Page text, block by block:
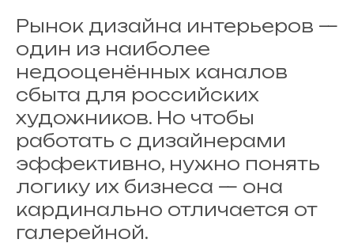
Рынок дизайна интерьеров —
один из наиболее
недооценённых каналов
сбыта для российских
художников. Но чтобы
работать с дизайнерами
эффективно, нужно понять
логику их бизнеса — она
кардинально отличается от
галерейной.